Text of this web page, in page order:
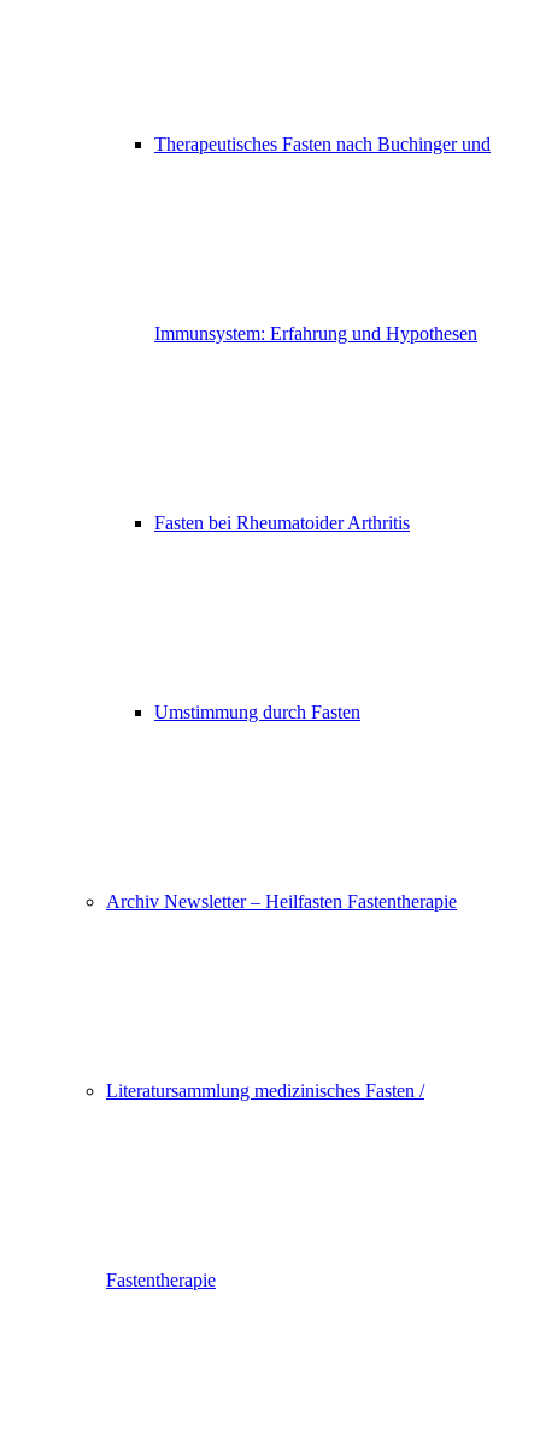
Therapeutisches Fasten nach Buchinger und
Immunsystem: Erfahrung und Hypothesen
Fasten bei Rheumatoider Arthritis
Umstimmung durch Fasten
Archiv Newsletter – Heilfasten Fastentherapie
Literatursammlung medizinisches Fasten /
Fastentherapie